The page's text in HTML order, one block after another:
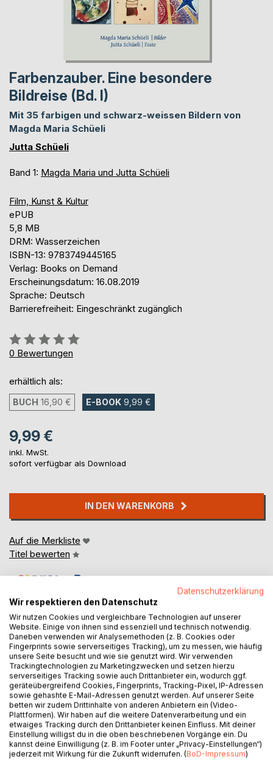
Farbenzauber. Eine besondere
Bildreise (Bd. I)
Mit 35 farbigen und schwarz-weissen Bildern von
Magda Maria Schüeli
Jutta Schüeli
Band 1: Magda Maria und Jutta Schüeli
Film, Kunst & Kultur
ePUB
5,8 MB
DRM: Wasserzeichen
ISBN-13: 9783749445165
Verlag: Books on Demand
Erscheinungsdatum: 16.08.2019
Sprache: Deutsch
Barrierefreiheit: Eingeschränkt zugänglich
Bewertung::
0%
0 Bewertungen
erhältlich als:
BUCH 16,90 € E-BOOK 9,99 €
9,99 €
inkl. MwSt.
sofort verfügbar als Download
IN DEN WARENKORB
Auf die Merkliste
Titel bewerten
BESCHREIBUNG
Dieser Band enthält eine Auswahl von Bildern der Künstlerin
Magda Maria Schüeli mit Begleittexten ihrer Schwester
Jutta Schüeli.
Magda Maria Schüeli wurde 1956 in Jackson,
Tennessee/USA geboren. Sie war nur wenige Monate alt,
als ihre Eltern wieder in die Schweiz zurückkehrten.
Datenschutzerklärung
Wir respektieren den Datenschutz
Wir nutzen Cookies und vergleichbare Technologien auf unserer
Website. Einige von ihnen sind essenziell und technisch notwendig.
Daneben verwenden wir Analysemethoden (z. B. Cookies oder
Fingerprints sowie serverseitiges Tracking), um zu messen, wie häufig
unsere Seite besucht und wie sie genutzt wird. Wir verwenden
Trackingtechnologien zu Marketingzwecken und setzen hierzu
serverseitiges Tracking sowie auch Drittanbieter ein, wodurch ggf.
geräteübergreifend Cookies, Fingerprints, Tracking-Pixel, IP-Adressen
sowie gehashte E-Mail-Adressen genutzt werden. Auf unserer Seite
betten wir zudem Drittinhalte von anderen Anbietern ein (Video-
Plattformen). Wir haben auf die weitere Datenverarbeitung und ein
etwaiges Tracking durch den Drittanbieter keinen Einfluss. Mit deiner
Einstellung willigst du in die oben beschriebenen Vorgänge ein. Du
kannst deine Einwilligung (z. B. im Footer unter „Privacy-Einstellungen“)
jederzeit mit Wirkung für die Zukunft widerrufen. (BoD-Impressum)